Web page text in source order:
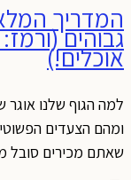
המדריך
גבוהים
אוכלים!)
למה הגוף שלנו
ומהם הצעדים
שאתם מכירים סובל